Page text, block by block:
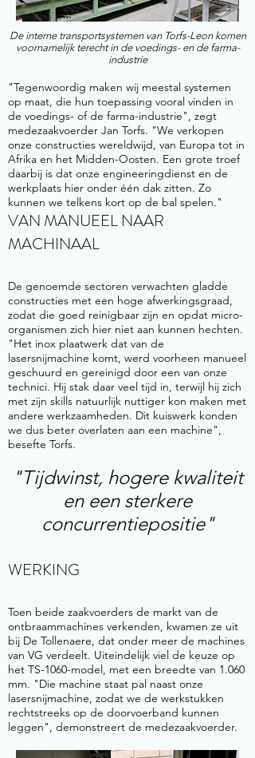
De interne transportsystemen van Torfs-Leon komen
voornamelijk terecht in de voedings- en de farma-
industrie
"Tegenwoordig maken wij meestal systemen
op maat, die hun toepassing vooral vinden in
de voedings- of de farma-industrie", zegt
medezaakvoerder Jan Torfs. "We verkopen
onze constructies wereldwijd, van Europa tot in
Afrika en het Midden-Oosten. Een grote troef
daarbij is dat onze engineeringdienst en de
werkplaats hier onder één dak zitten. Zo
kunnen we telkens kort op de bal spelen."
VAN MANUEEL NAAR
MACHINAAL
De genoemde sectoren verwachten gladde
constructies met een hoge afwerkingsgraad,
zodat die goed reinigbaar zijn en opdat micro-
organismen zich hier niet aan kunnen hechten.
"Het inox plaatwerk dat van de
lasersnijmachine komt, werd voorheen manueel
geschuurd en gereinigd door een van onze
technici. Hij stak daar veel tijd in, terwijl hij zich
met zijn skills natuurlijk nuttiger kon maken met
andere werkzaamheden. Dit kuiswerk konden
we dus beter overlaten aan een machine",
besefte Torfs.
"Tijdwinst, hogere kwaliteit
en een sterkere
concurrentiepositie"
WERKING
Toen beide zaakvoerders de markt van de
ontbraammachines verkenden, kwamen ze uit
bij De Tollenaere, dat onder meer de machines
van VG verdeelt. Uiteindelijk viel de keuze op
het TS-1060-model, met een breedte van 1.060
mm. "Die machine staat pal naast onze
lasersnijmachine, zodat we de werkstukken
rechtstreeks op de doorvoerband kunnen
leggen", demonstreert de medezaakvoerder.